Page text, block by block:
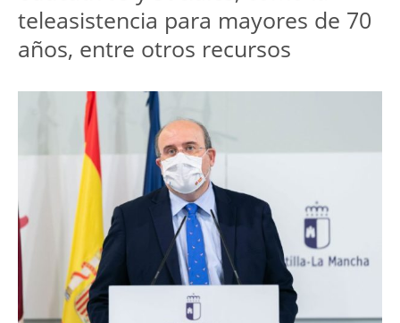
teleasistencia para mayores de 70
años, entre otros recursos